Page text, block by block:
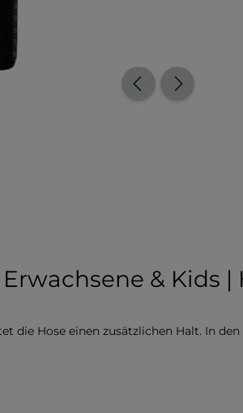
& Kids |
Hose einen zusätzlichen Halt. In